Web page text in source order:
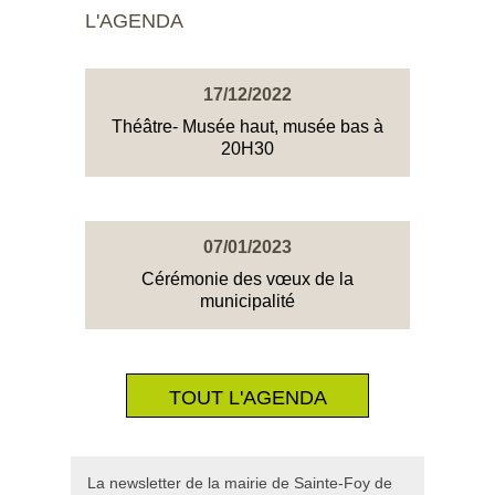
L'AGENDA
17/12/2022
Théâtre- Musée haut, musée bas à
20H30
07/01/2023
Cérémonie des vœux de la
municipalité
TOUT L'AGENDA
La newsletter de la mairie de Sainte-Foy de